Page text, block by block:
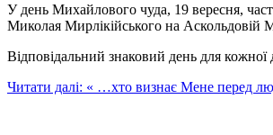
У день Михайлового чуда, 19 вересня,
Миколая Мирлікійського на Аскольдовій
Відповідальний знаковий день для
Читати далі: « …хто визнає Мене перед